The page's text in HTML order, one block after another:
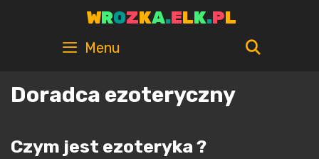
WROZKA.ELK.PL
Menu
Doradca ezoteryczny
Czym jest ezoteryka ?